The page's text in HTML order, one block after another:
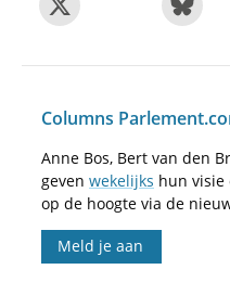
Columns
Anne Bos, Bert van den
geven wekelijks hun visie
op de hoogte via de
Meld je aan